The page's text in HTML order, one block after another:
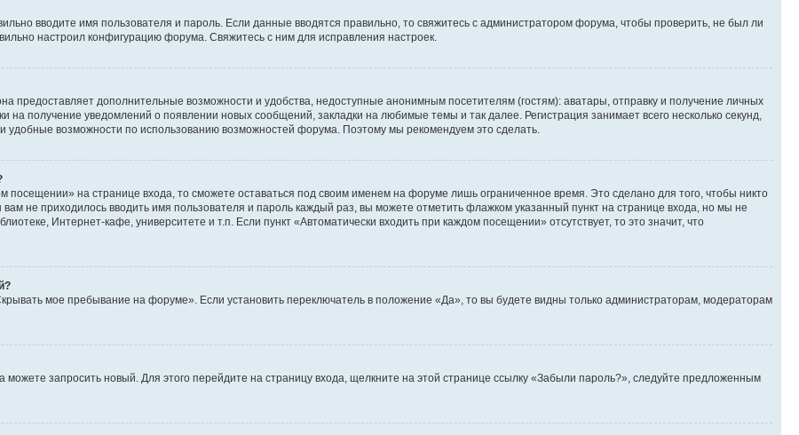
вводите имя пользователя и пароль. Если данные вводятся правильно, то свяжитесь с администратором форума, чтобы проверить, не был ли
настроил конфигурацию форума. Свяжитесь с ним для исправления настроек.
предоставляет дополнительные возможности и удобства, недоступные анонимным посетителям (гостям): аватары, отправку и получение личных
на получение уведомлений о появлении новых сообщений, закладки на любимые темы и так далее. Регистрация занимает всего несколько секунд,
удобные возможности по использованию возможностей форума. Поэтому мы рекомендуем это сделать.
посещении» на странице входа, то сможете оставаться под своим именем на форуме лишь ограниченное время. Это сделано для того, чтобы никто
не приходилось вводить имя пользователя и пароль каждый раз, вы можете отметить флажком указанный пункт на странице входа, но мы не
Интернет-кафе, университете и т.п. Если пункт «Автоматически входить при каждом посещении» отсутствует, то это значит, что
мое пребывание на форуме». Если установить переключатель в положение «Да», то вы будете видны только администраторам, модераторам
можете запросить новый. Для этого перейдите на страницу входа, щелкните на этой странице ссылку «Забыли пароль?», следуйте предложенным